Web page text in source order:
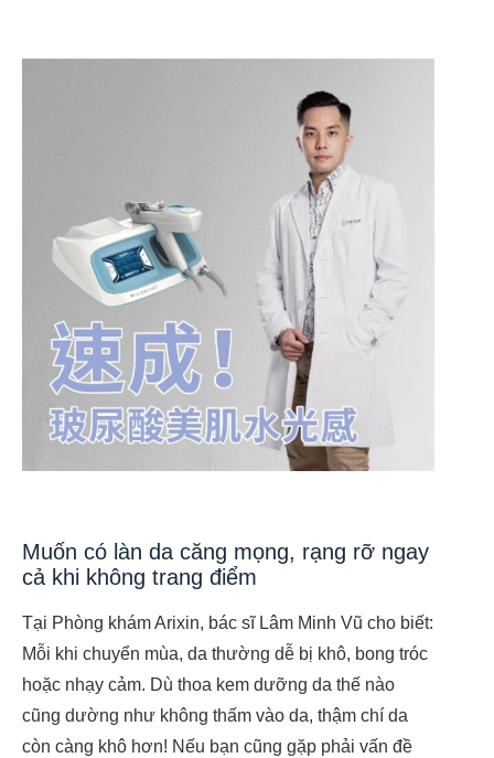
Muốn có làn da căng mọng, rạng rỡ ngay
cả khi không trang điểm
Tại Phòng khám Arixin, bác sĩ Lâm Minh Vũ cho biết:
Mỗi khi chuyển mùa, da thường dễ bị khô, bong tróc
hoặc nhạy cảm. Dù thoa kem dưỡng da thế nào
cũng dường như không thấm vào da, thậm chí da
còn càng khô hơn! Nếu bạn cũng gặp phải vấn đề